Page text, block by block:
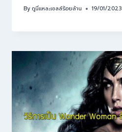
Byกูนี่แหละเซลล์ร้อยล้าน 19/01/2023